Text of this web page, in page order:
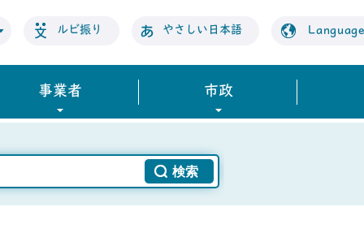
ルビ振り やさしい日本語 Language
事業者 市政